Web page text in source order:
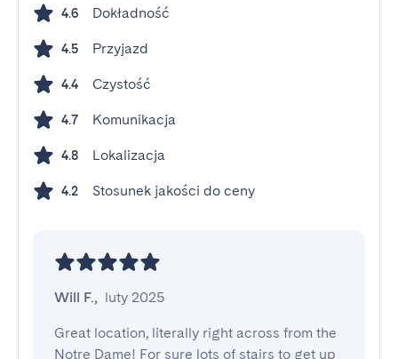
4.6 Dokładność
4.5 Przyjazd
4.4 Czystość
4.7 Komunikacja
4.8 Lokalizacja
4.2 Stosunek jakości do ceny
Will F., luty 2025
Great location, literally right across from the
Notre Dame! For sure lots of stairs to get up